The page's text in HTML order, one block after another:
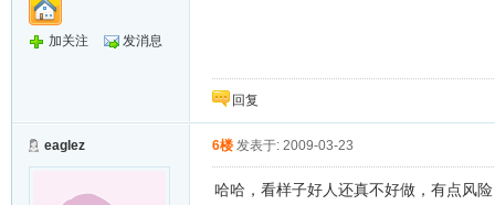
加关注 发消息
回复
eaglez 6楼 发表于: 2009-03-23
哈哈，看样子好人还真不好做，有点风